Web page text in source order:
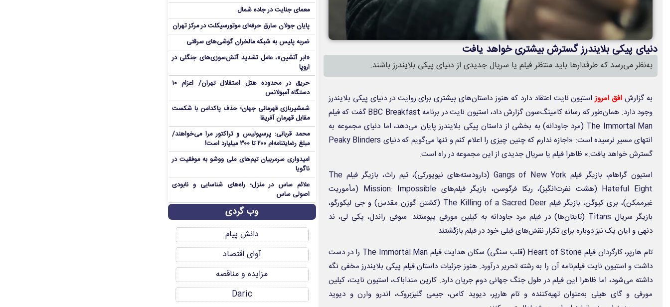
دنیای پیکی بلایندرز گسترش بیشتری خواهد یافت
به‌نظر می‌رسد که طرفدارها باید منتظر فیلم یا سریال جدیدی از دنیای پیکی بلایندرز باشند.
به گزارش افق امروز استیون نایت اعتقاد دارد که هنوز داستان‌های بیشتری برای روایت در دنیای پیکی بلایندرز
وجود دارد. همان‌طور که رسانه کامینگ‌سون گزارش داد، استیون نایت در برنامه BBC Breakfast گفت که فیلم
The Immortal Man (مرد جاودانه) به بخشی از داستان پیکی بلایندرز پایان می‌دهد، اما دنیای مجموعه به
انتهای مسیر نرسیده است: «اجازه ندارم که چنین چیزی را اعلام کنم و تنها می‌گویم که دنیای Peaky Blinders
گسترش خواهد یافت.» ظاهرا فیلم یا سریال جدیدی از این مجموعه در راه است.
استیون گراهام، بازیگر فیلم Gangs of New York (دارودسته‌های نیویورکی)، تیم راث
، بازیگر فیلم The
Hateful Eight (هشت نفرت‌انگیز)،
ربکا فرگوسن
، بازیگر فیلم‌های Mission: Impossible (مأموریت
غیرممکن)، بری کیوگن، بازیگر فیلم The Killing of a Sacred Deer (کشتن گوزن مقدس) و جی لیکورگو،
بازیگر سریال Titans (تایتان‌ها) در فیلم مرد جاودانه به
کیلین مورفی پیوستند. سوفی راندل، پکی لی، ند
دنهی و ایان پک نیز دوباره برای تکرار نقش‌های قبلی خود در فیلم بازگشتند.
تام هارپر
، کارگردان فیلم Heart of Stone (قلب سنگی) سکان هدایت فیلم The Immortal Man را در دست
داشت و استیون نایت فیلم‌نامه آن را به رشته تحریر درآورد. هنوز جزئیات داستان فیلم پیکی بلایندرز مخفی نگه
داشته می‌شود، اما ظاهرا این فیلم در طول جنگ جهانی دوم جریان دارد. کارین منداباک، استیون نایت، کیلین
مورفی وگای هیلی به‌عنوان تهیه‌کننده و تام هارپر،دیوید کاس،جیمی گلیزبروک، اندرو وارنو دیوید
معمای جنایت در جاده شمال
پایان جولان سارق حرفه‌ای موتورسیکلت در مرکز تهران
ضربه پلیس به شبکه مالخران گوشی‌های سرقتی
«ابر آتشین»، عامل تشدید آتش‌سوزی‌های جنگلی در
اروپا
حریق در محدوده هتل استقلال تهران/ اعزام ۱۰
دستگاه آمبولانس
شمشیربازی قهرمانی جهان؛ حذف پاکدامن با شکست
مقابل قهرمان آفریقا
محمد قربانی: پرسپولیس و تراکتور مرا می‌خواهند/
مبلغ رضایتنامه‌ام ۲۰۰ تا ۳۰۰ میلیارد است!
امیدواری سرمربیان تیم‌های ملی ووشو به موفقیت در
ناگویا
علائم ساس در منزل؛ راه‌های شناسایی و نابودی
اصولی ساس
وب گردی
دانش پیام
آوای اقتصاد
مزایده و مناقصه
Daric